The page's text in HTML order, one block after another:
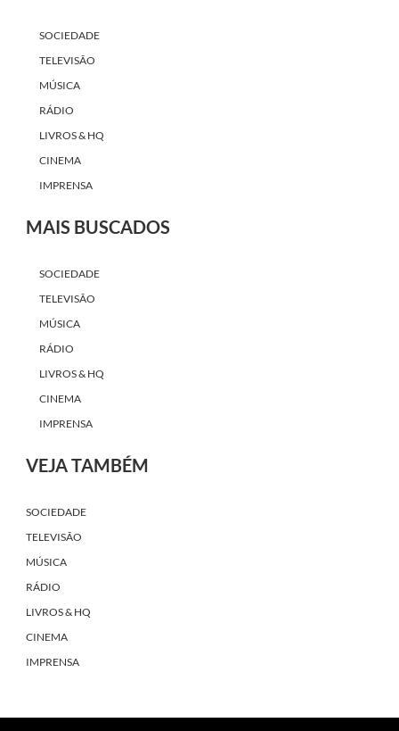
SOCIEDADE
TELEVISÃO
MÚSICA
RÁDIO
LIVROS & HQ
CINEMA
IMPRENSA
MAIS BUSCADOS
SOCIEDADE
TELEVISÃO
MÚSICA
RÁDIO
LIVROS & HQ
CINEMA
IMPRENSA
VEJA TAMBÉM
SOCIEDADE
TELEVISÃO
MÚSICA
RÁDIO
LIVROS & HQ
CINEMA
IMPRENSA